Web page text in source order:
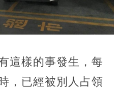
這樣的事發生，每
，已經被別人占領